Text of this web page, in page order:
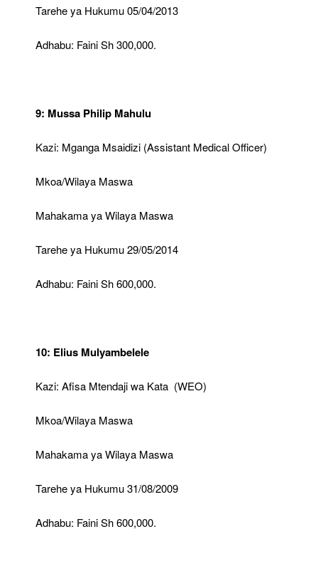
Tarehe ya Hukumu 05/04/2013
Adhabu: Faini Sh 300,000.
9: Mussa Philip Mahulu
Kazi: Mganga Msaidizi (Assistant Medical Officer)
Mkoa/Wilaya Maswa
Mahakama ya Wilaya Maswa
Tarehe ya Hukumu 29/05/2014
Adhabu: Faini Sh 600,000.
10: Elius Mulyambelele
Kazi: Afisa Mtendaji wa Kata (WEO)
Mkoa/Wilaya Maswa
Mahakama ya Wilaya Maswa
Tarehe ya Hukumu 31/08/2009
Adhabu: Faini Sh 600,000.